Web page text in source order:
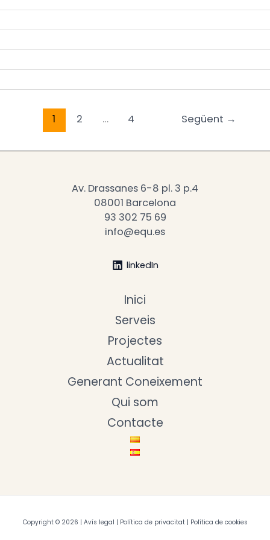
1 2 … 4 Següent →
Av. Drassanes 6-8 pl. 3 p.4
08001 Barcelona
93 302 75 69
info@equ.es
linkedIn
Inici
Serveis
Projectes
Actualitat
Generant Coneixement
Qui som
Contacte
Copyright © 2026 | Avís legal | Política de privacitat| Política de cookies